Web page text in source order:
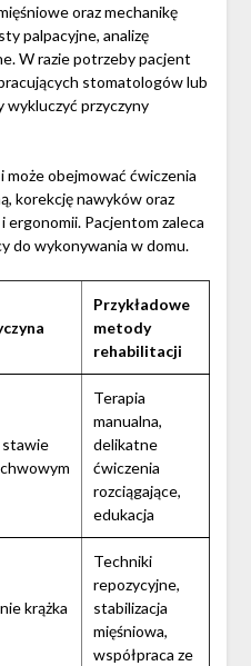
oraz mechanikę
palpacyjne, analizę
W razie potrzeby pacjent
stomatologów lub
wykluczyć przyczyny
obejmować ćwiczenia
korekcję nawyków oraz
Pacjentom zaleca
do wykonywania w domu.
Przykładowe
metody
rehabilitacji
stawie
Terapia
manualna,
delikatne
ćwiczenia
rozciągające,
edukacja
krążka
Techniki
repozycyjne,
stabilizacja
mięśniowa,
współpraca ze